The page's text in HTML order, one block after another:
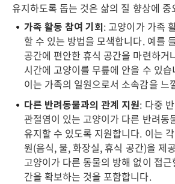
유지하도록 돕는 것은 삶의 질 향상에 중
가족 활동 참여 기회: 고양이가 가족
할 수 있는 방법을 모색합니다. 예를
공간에 편안한 휴식 공간을 마련하거
시간에 고양이를 무릎에 안을 수 있
이는 가족의 일원으로서 소속감을 느
다른 반려동물과의 관계 지원: 다중
관절염이 있는 고양이가 다른 반려동
유지할 수 있도록 지원합니다. 이는
원(음식, 물, 화장실, 휴식 공간)을 제
고양이가 다른 동물의 방해 없이 접
간을 확보하는 것을 포함합니다.